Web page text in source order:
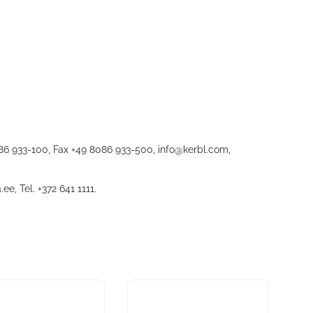
933-100, Fax +49 8086 933-500, info@kerbl.com
, Tel. +372 641 1111.